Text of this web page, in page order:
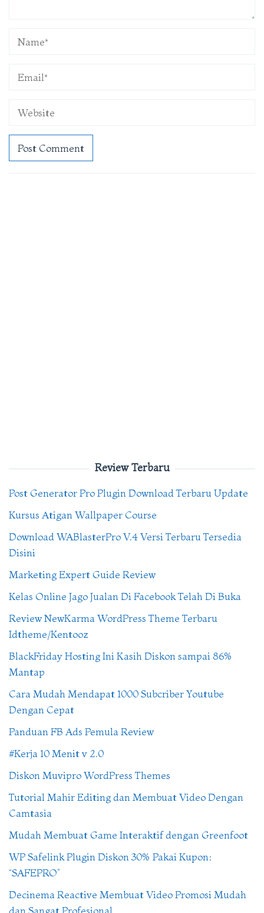
Review Terbaru
Post Generator Pro Plugin Download Terbaru Update
Kursus Atigan Wallpaper Course
Download WABlasterPro V.4 Versi Terbaru Tersedia
Disini
Marketing Expert Guide Review
Kelas Online Jago Jualan Di Facebook Telah Di Buka
Review NewKarma WordPress Theme Terbaru
Idtheme/Kentooz
BlackFriday Hosting Ini Kasih Diskon sampai 86%
Mantap
Cara Mudah Mendapat 1000 Subcriber Youtube
Dengan Cepat
Panduan FB Ads Pemula Review
#Kerja 10 Menit v 2.0
Diskon Muvipro WordPress Themes
Tutorial Mahir Editing dan Membuat Video Dengan
Camtasia
Mudah Membuat Game Interaktif dengan Greenfoot
WP Safelink Plugin Diskon 30% Pakai Kupon:
“SAFEPRO”
Decinema Reactive Membuat Video Promosi Mudah
dan Sangat Profesional